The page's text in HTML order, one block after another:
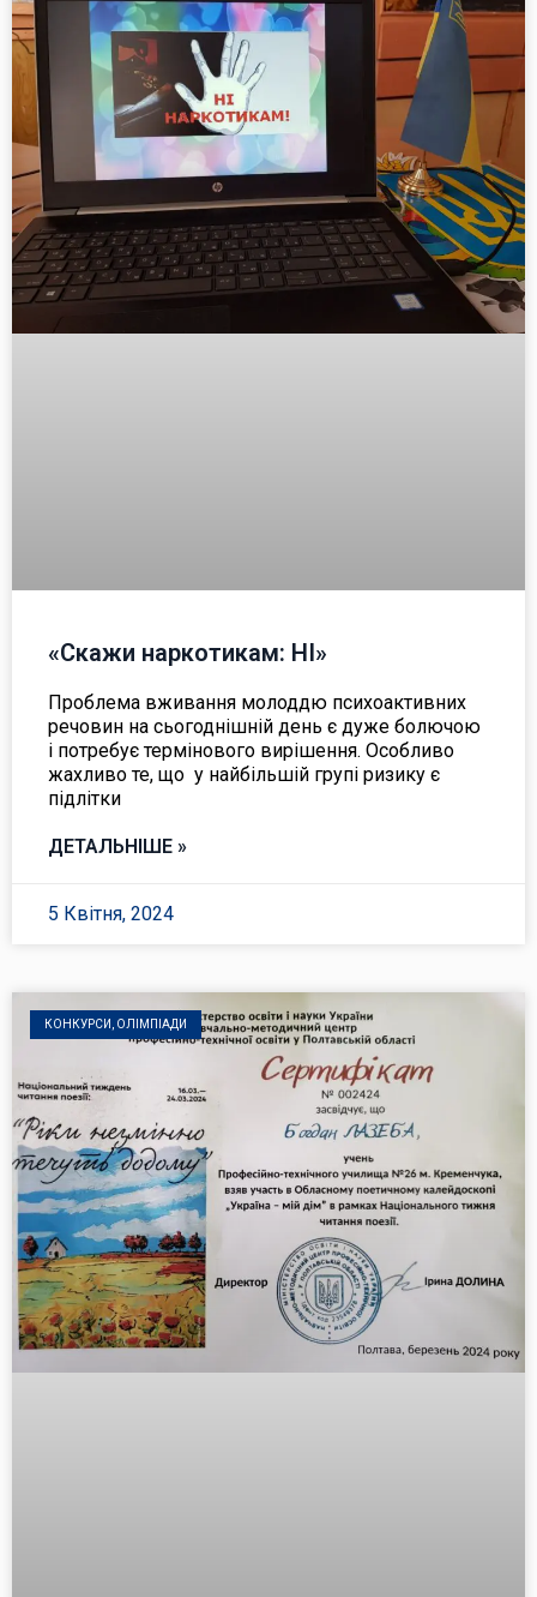
«Скажи наркотикам: НІ»
Проблема вживання молоддю психоактивних
речовин на сьогоднішній день є дуже болючою
і потребує термінового вирішення. Особливо
жахливо те, що у найбільшій групі ризику є
підлітки
ДЕТАЛЬНІШЕ »
5 Квітня, 2024
КОНКУРСИ, ОЛІМПІАДИ